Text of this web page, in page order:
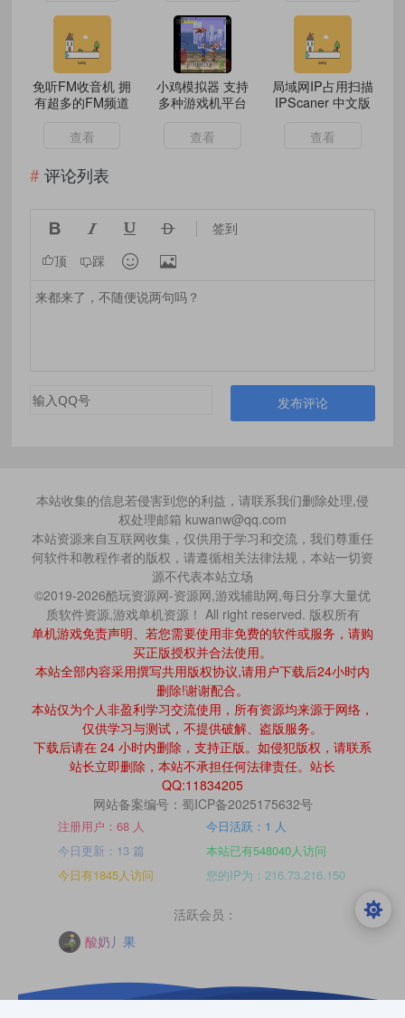
免听FM收音机 拥
有超多的FM频道
查看
小鸡模拟器 支持
多种游戏机平台
查看
局域网IP占用扫描
IPScaner 中文版
查看
评论列表
    签到
顶 踩  
发布评论
本站收集的信息若侵害到您的利益，请联系我们删除处理,侵
权处理邮箱 kuwanw@qq.com
本站资源来自互联网收集，仅供用于学习和交流，我们尊重任
何软件和教程作者的版权，请遵循相关法律法规，本站一切资
源不代表本站立场
©2019-2026酷玩资源网-资源网,游戏辅助网,每日分享大量优
质软件资源,游戏单机资源！ All right reserved. 版权所有
单机游戏免责声明、若您需要使用非免费的软件或服务，请购
买正版授权并合法使用。
本站全部内容采用撰写共用版权协议,请用户下载后24小时内
删除!谢谢配合。
本站仅为个人非盈利学习交流使用，所有资源均来源于网络，
仅供学习与测试，不提供破解、盗版服务。
下载后请在 24 小时内删除，支持正版。如侵犯版权，请联系
站长立即删除，本站不承担任何法律责任。站长
QQ:11834205
网站备案编号：蜀ICP备2025175632号
注册用户：68 人
今日活跃：1 人
今日更新：13 篇
本站已有548040人访问
今日有1845人访问
您的IP为：216.73.216.150
活跃会员：
酸奶丿果